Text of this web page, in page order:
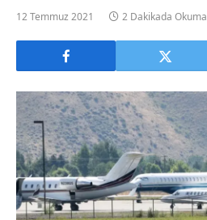
12 Temmuz 2021 2 Dakikada Okuma